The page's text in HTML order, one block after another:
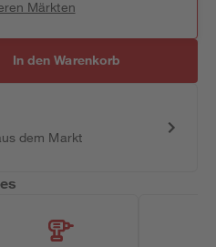
Märkten
In den Warenkorb
dem Markt